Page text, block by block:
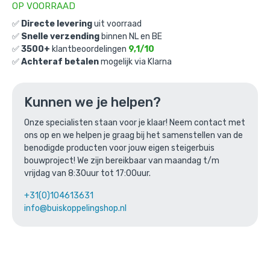
OP VOORRAAD
✅ Directe leveringuit voorraad
✅ Snelle verzending binnen NL en BE
✅3500+ klantbeoordelingen 9,1/10
✅Achteraf betalenmogelijk via Klarna
Kunnen we je helpen?
Onze specialisten staan voor je klaar! Neem contact met
ons op en we helpen je graag bij het samenstellen van de
benodigde producten voor jouw eigen steigerbuis
bouwproject! We zijn bereikbaar van maandag t/m
vrijdag van 8:30uur tot 17:00uur.
+31(0)104613631
info@buiskoppelingshop.nl
Open Kast Sheffield: M / 42,4mm /
zwart
€ 792,13 incl. BTW / stuk
€654,65 excl. BTW
Ga naar winkelmandje